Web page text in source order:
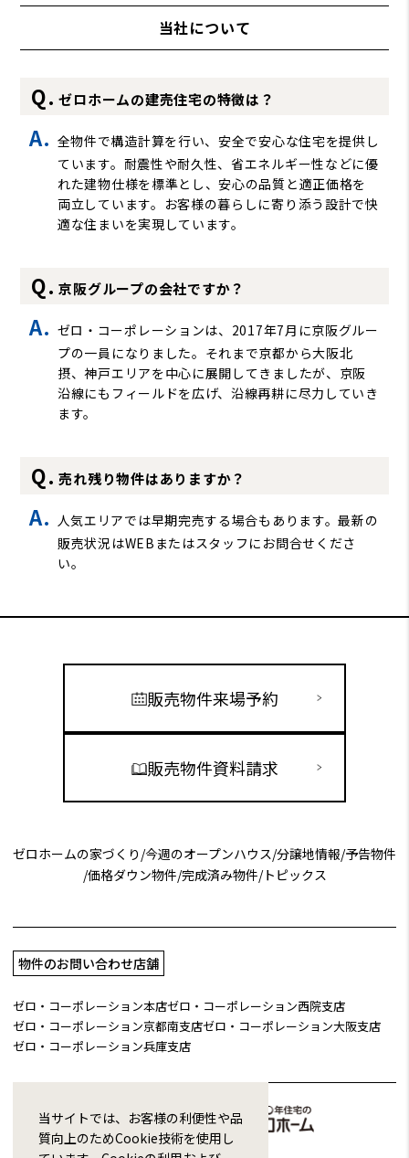
当社について
ゼロホームの建売住宅の特徴は？
全物件で構造計算を行い、安全で安心な住宅を提供し
ています。耐震性や耐久性、省エネルギー性などに優
れた建物仕様を標準とし、安心の品質と適正価格を
両立しています。お客様の暮らしに寄り添う設計で快
適な住まいを実現しています。
京阪グループの会社ですか？
ゼロ・コーポレーションは、2017年7月に京阪グルー
プの一員になりました。それまで京都から大阪北
摂、神戸エリアを中心に展開してきましたが、京阪
沿線にもフィールドを広げ、沿線再耕に尽力していき
ます。
売れ残り物件はありますか？
人気エリアでは早期完売する場合もあります。最新の
販売状況はWEBまたはスタッフにお問合せくださ
い。
販売物件来場予約
販売物件資料請求
ゼロホームの家づくり /今週のオープンハウス/分譲地情報/予告物件
/価格ダウン物件/完成済み物件/トピックス
物件のお問い合わせ店舗
ゼロ・コーポレーション本店ゼロ・コーポレーション西院支店
ゼロ・コーポレーション京都南支店ゼロ・コーポレーション大阪支店
ゼロ・コーポレーション兵庫支店
当サイトでは、お客様の利便性や品
質向上のためCookie技術を使用し